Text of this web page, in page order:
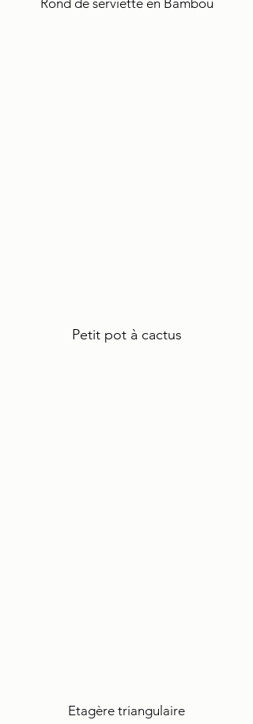
Rond de serviette en Bambou
Petit pot à cactus
Etagère triangulaire